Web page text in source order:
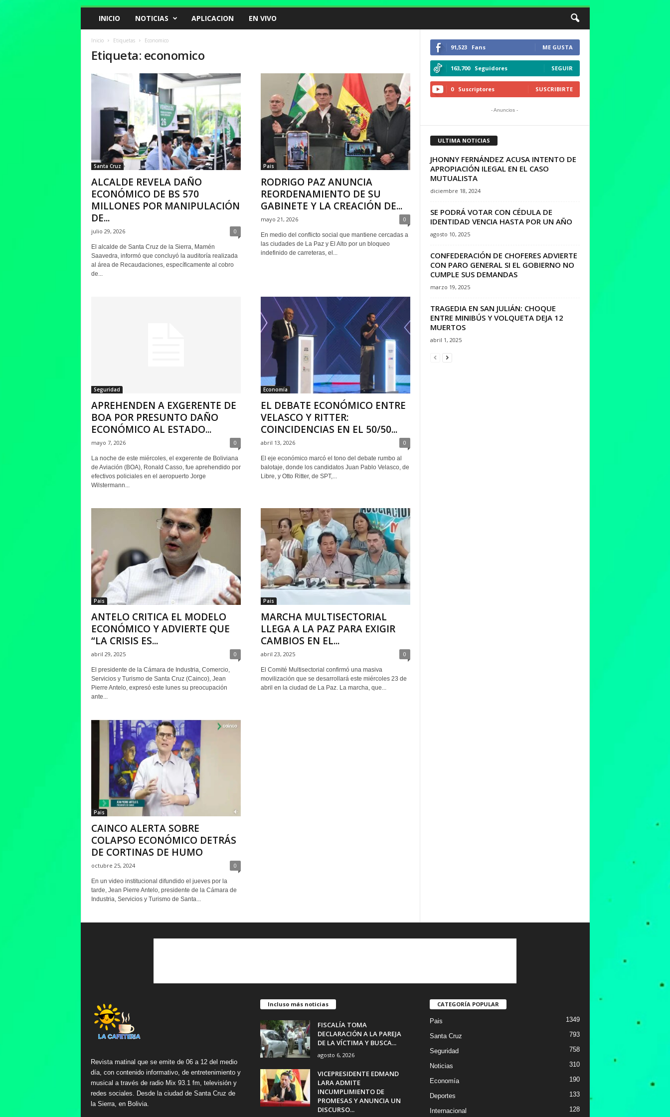
INICIO NOTICIAS APLICACION EN VIVO
Inicio Etiquetas Economico
Etiqueta: economico
Santa Cruz
ALCALDE REVELA DAÑO
ECONÓMICO DE BS 570
MILLONES POR MANIPULACIÓN
DE...
julio 29, 2026 0
El alcalde de Santa Cruz de la Sierra, Mamén
Saavedra, informó que concluyó la auditoría realizada
al área de Recaudaciones, específicamente al cobro
de...
Pais
RODRIGO PAZ ANUNCIA
REORDENAMIENTO DE SU
GABINETE Y LA CREACIÓN DE...
mayo 21, 2026 0
En medio del conflicto social que mantiene cercadas a
las ciudades de La Paz y El Alto por un bloqueo
indefinido de carreteras, el...
Seguridad
APREHENDEN A EXGERENTE DE
BOA POR PRESUNTO DAÑO
ECONÓMICO AL ESTADO...
mayo 7, 2026 0
La noche de este miércoles, el exgerente de Boliviana
de Aviación (BOA), Ronald Casso, fue aprehendido por
efectivos policiales en el aeropuerto Jorge
Wilstermann...
Economía
EL DEBATE ECONÓMICO ENTRE
VELASCO Y RITTER:
COINCIDENCIAS EN EL 50/50...
abril 13, 2026 0
El eje económico marcó el tono del debate rumbo al
balotaje, donde los candidatos Juan Pablo Velasco, de
Libre, y Otto Ritter, de SPT,...
Pais
ANTELO CRITICA EL MODELO
ECONÓMICO Y ADVIERTE QUE
“LA CRISIS ES...
abril 29, 2025 0
El presidente de la Cámara de Industria, Comercio,
Servicios y Turismo de Santa Cruz (Cainco), Jean
Pierre Antelo, expresó este lunes su preocupación
ante...
Pais
MARCHA MULTISECTORIAL
LLEGA A LA PAZ PARA EXIGIR
CAMBIOS EN EL...
abril 23, 2025 0
El Comité Multisectorial confirmó una masiva
movilización que se desarrollará este miércoles 23 de
abril en la ciudad de La Paz. La marcha, que...
Pais
CAINCO ALERTA SOBRE
COLAPSO ECONÓMICO DETRÁS
DE CORTINAS DE HUMO
octubre 25, 2024 0
En un video institucional difundido el jueves por la
tarde, Jean Pierre Antelo, presidente de la Cámara de
Industria, Servicios y Turismo de Santa...
91,523 Fans ME GUSTA
163,700 Seguidores SEGUIR
0 Suscriptores SUSCRIBIRTE
- Anuncios -
ULTIMA NOTICIAS
JHONNY FERNÁNDEZ ACUSA INTENTO DE
APROPIACIÓN ILEGAL EN EL CASO
MUTUALISTA
diciembre 18, 2024
SE PODRÁ VOTAR CON CÉDULA DE
IDENTIDAD VENCIA HASTA POR UN AÑO
agosto 10, 2025
CONFEDERACIÓN DE CHOFERES ADVIERTE
CON PARO GENERAL SI EL GOBIERNO NO
CUMPLE SUS DEMANDAS
marzo 19, 2025
TRAGEDIA EN SAN JULIÁN: CHOQUE
ENTRE MINIBÚS Y VOLQUETA DEJA 12
MUERTOS
abril 1, 2025
Revista matinal que se emite de 06 a 12 del medio
día, con contenido informativo, de entretenimiento y
musical a través de radio Mix 93.1 fm, televisión y
redes sociales. Desde la ciudad de Santa Cruz de
la Sierra, en Bolivia.
Incluso más noticias
FISCALÍA TOMA
DECLARACIÓN A LA PAREJA
DE LA VÍCTIMA Y BUSCA...
agosto 6, 2026
VICEPRESIDENTE EDMAND
LARA ADMITE
INCUMPLIMIENTO DE
PROMESAS Y ANUNCIA UN
DISCURSO...
CATEGORÍA POPULAR
Pais 1349
Santa Cruz 793
Seguridad 758
Noticias 310
Economía 190
Deportes 133
Internacional 128